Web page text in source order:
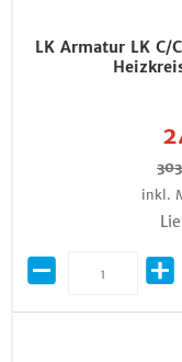
LK Armatur LK
inkl.